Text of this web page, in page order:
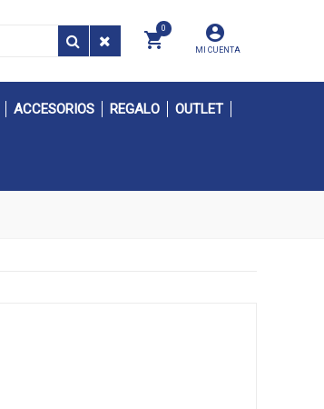
MI CUENTA
0
ACCESORIOS REGALO OUTLET